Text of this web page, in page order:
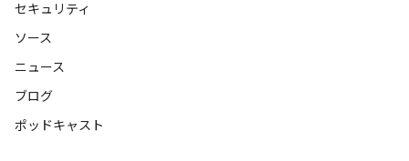
セキュリティ
ソース
ニュース
ブログ
ポッドキャスト